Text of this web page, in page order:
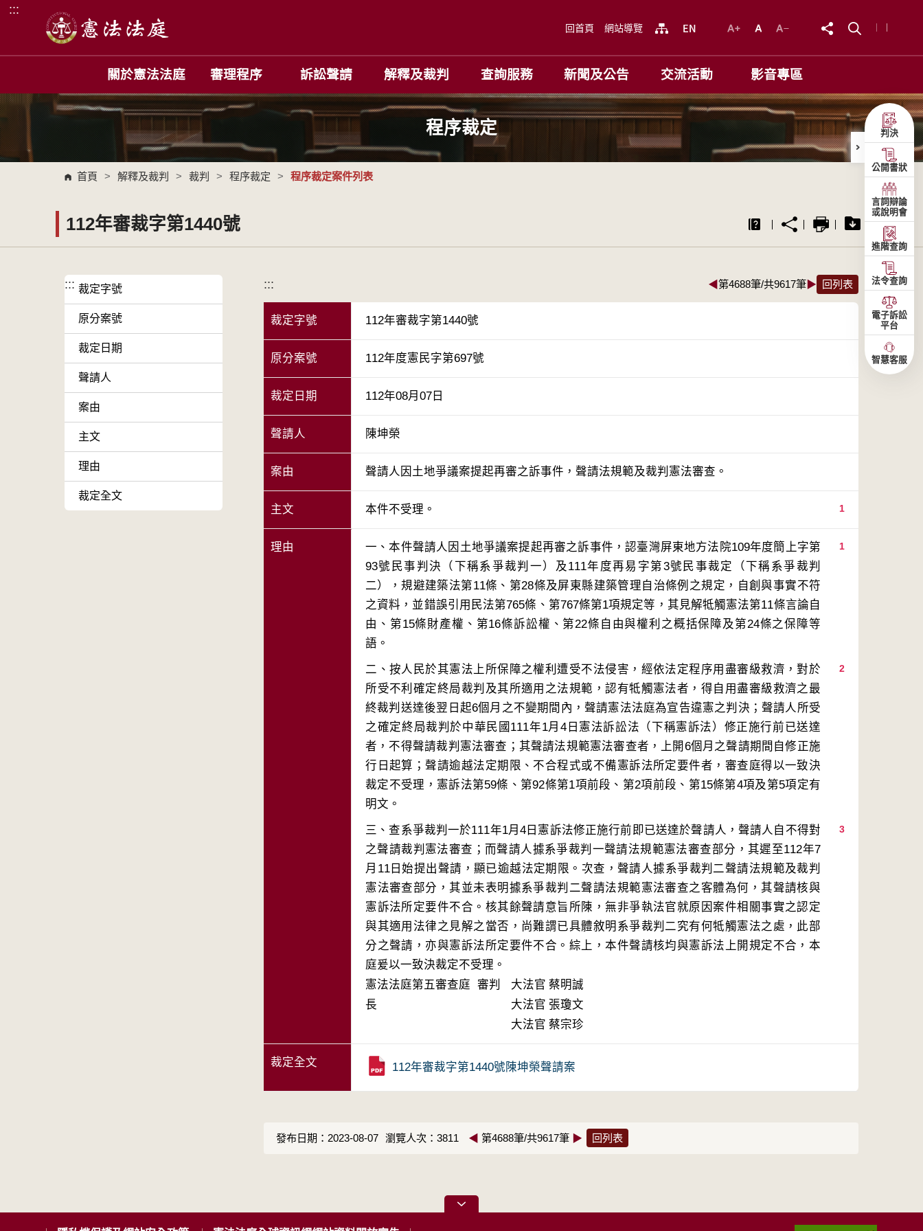
跳到主要內容區塊
:::
回首頁 網站導覽
關於憲法法庭 審理程序 訴訟聲請 解釋及裁判 查詢服務 新聞及公告 交流活動 影音專區
程序裁定
首頁 > 解釋及裁判 > 裁判 > 程序裁定 > 程序裁定案件列表
112年審裁字第1440號
::: 裁定字號
原分案號
裁定日期
聲請人
案由
主文
理由
裁定全文
::: ◀第4688筆/共9617筆▶ 回列表
裁定字號 112年審裁字第1440號
原分案號 112年度憲民字第697號
裁定日期 112年08月07日
聲請人 陳坤榮
案由 聲請人因土地爭議案提起再審之訴事件，聲請法規範及裁判憲法審查。
主文 1
本件不受理。
理由 1
一、本件聲請人因土地爭議案提起再審之訴事件，認臺灣屏東地方法院109年度簡上字第
93號民事判決（下稱系爭裁判一）及111年度再易字第3號民事裁定（下稱系爭裁判
二），規避建築法第11條、第28條及屏東縣建築管理自治條例之規定，自創與事實不符
之資料，並錯誤引用民法第765條、第767條第1項規定等，其見解牴觸憲法第11條言論自
由、第15條財產權、第16條訴訟權、第22條自由與權利之概括保障及第24條之保障等
2
二、按人民於其憲法上所保障之權利遭受不法侵害，經依法定程序用盡審級救濟，對於
所受不利確定終局裁判及其所適用之法規範，認有牴觸憲法者，得自用盡審級救濟之最
終裁判送達後翌日起6個月之不變期間內，聲請憲法法庭為宣告違憲之判決；聲請人所受
之確定終局裁判於中華民國111年1月4日憲法訴訟法（下稱憲訴法）修正施行前已送達
者，不得聲請裁判憲法審查；其聲請法規範憲法審查者，上開6個月之聲請期間自修正施
行日起算；聲請逾越法定期限、不合程式或不備憲訴法所定要件者，審查庭得以一致決
裁定不受理，憲訴法第59條、第92條第1項前段、第2項前段、第15條第4項及第5項定有
3
三、查系爭裁判一於111年1月4日憲訴法修正施行前即已送達於聲請人，聲請人自不得對
之聲請裁判憲法審查；而聲請人據系爭裁判一聲請法規範憲法審查部分，其遲至112年7
月11日始提出聲請，顯已逾越法定期限。次查，聲請人據系爭裁判二聲請法規範及裁判
憲法審查部分，其並未表明據系爭裁判二聲請法規範憲法審查之客體為何，其聲請核與
憲訴法所定要件不合。核其餘聲請意旨所陳，無非爭執法官就原因案件相關事實之認定
與其適用法律之見解之當否，尚難謂已具體敘明系爭裁判二究有何牴觸憲法之處，此部
分之聲請，亦與憲訴法所定要件不合。綜上，本件聲請核均與憲訴法上開規定不合，本
庭爰以一致決裁定不受理。
憲法法庭第五審查庭 審判
長
大法官 蔡明誠
大法官 張瓊文
大法官 蔡宗珍
裁定全文 112年審裁字第1440號陳坤榮聲請案
發布日期：2023-08-07 瀏覽人次：3811 ◀ 第4688筆/共9617筆 ▶ 回列表
判決
公開書狀
言詞辯論
或說明會
進階查詢
法令查詢
電子訴訟
平台
智慧客服